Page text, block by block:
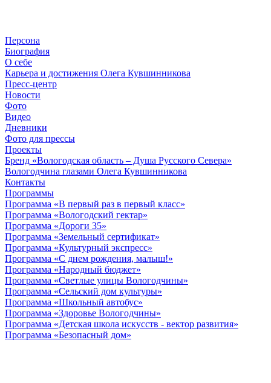
Персона
Биография
О себе
Карьера и достижения Олега Кувшинникова
Пресс-центр
Новости
Фото
Видео
Дневники
Фото для прессы
Проекты
Бренд «Вологодская область – Душа Русского Севера»
Вологодчина глазами Олега Кувшинникова
Контакты
Программы
Программа «В первый раз в первый класс»
Программа «Вологодский гектар»
Программа «Дороги 35»
Программа «Земельный сертификат»
Программа «Культурный экспресс»
Программа «С днем рождения, малыш!»
Программа «Народный бюджет»
Программа «Светлые улицы Вологодчины»
Программа «Сельский дом культуры»
Программа «Школьный автобус»
Программа «Здоровье Вологодчины»
Программа «Детская школа искусств - вектор развития»
Программа «Безопасный дом»